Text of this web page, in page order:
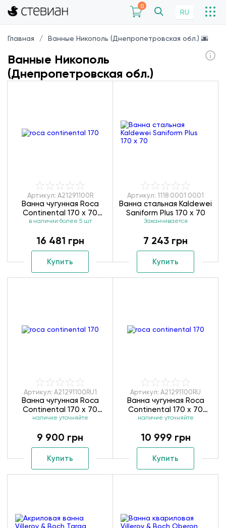
0
RU
Главная Ванные Никополь (Днепропетровская обл.) 🌆
Ванные Никополь
(Днепропетровская обл.)
Артикул: A21291100R
Ванна чугунная Roca
Continental 170 x 70
A21291100R
в наличии более 5 шт
16 481 грн
Купить
Артикул: 1118 0001 0001
Ванна стальная Kaldewei
Saniform Plus 170 х 70
Заканчивается
7 243 грн
Купить
Артикул: A21291100RU1
Ванна чугунная Roca
Continental 170 x 70
A21291100RU1
наличие уточняйте
9 900 грн
Купить
Артикул: A21291100RU
Ванна чугунная Roca
Continental 170 x 70
A21291100RU
наличие уточняйте
10 999 грн
Купить